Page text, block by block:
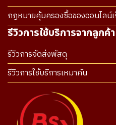
กฎหมายคุ้มครองซื้อของออนไลน์
รีวิวการใช้บริการจากลูกค้า
รีวิวการจัดส่งพัสดุ
รีวิวการใช้บริการเหมาคัน